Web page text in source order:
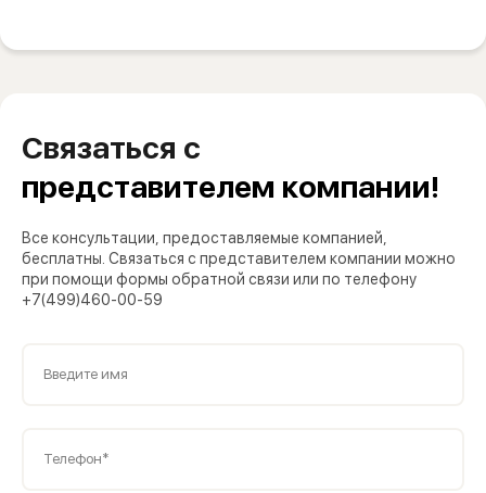
Связаться с
представителем компании!
Все консультации, предоставляемые компанией,
бесплатны. Связаться с представителем компании можно
при помощи формы обратной связи или по телефону
+7(499)460-00-59
Введите имя
Телефон*